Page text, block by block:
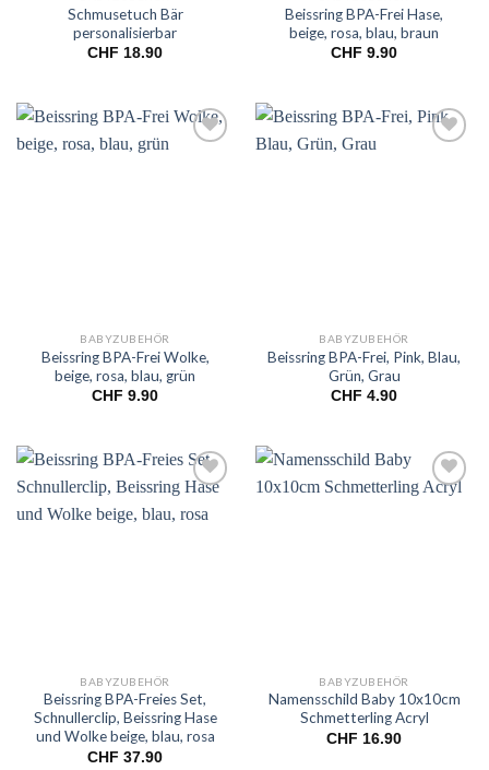
Schmusetuch Bär
personalisierbar
CHF 18.90
Beissring BPA-Frei Hase,
beige, rosa, blau, braun
CHF 9.90
BABYZUBEHÖR
Beissring BPA-Frei Wolke,
beige, rosa, blau, grün
CHF 9.90
BABYZUBEHÖR
Beissring BPA-Frei, Pink, Blau,
Grün, Grau
CHF 4.90
BABYZUBEHÖR
Beissring BPA-Freies Set,
Schnullerclip, Beissring Hase
und Wolke beige, blau, rosa
CHF 37.90
BABYZUBEHÖR
Namensschild Baby 10x10cm
Schmetterling Acryl
CHF 16.90